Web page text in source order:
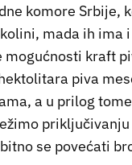
komore Srbije,
mada ih ima
mogućnosti kraft
piva
a u prilog
se povećati